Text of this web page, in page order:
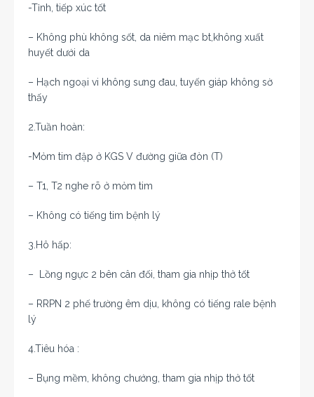
-Tỉnh, tiếp xúc tốt
– Không phù không sốt, da niêm mạc bt,không xuất
huyết dưới da
– Hạch ngoại vi không sưng đau, tuyến giáp không sờ
thấy
2.Tuần hoàn:
-Mỏm tim đập ở KGS V đường giữa đòn (T)
– T1, T2 nghe rõ ở mỏm tim
– Không có tiếng tim bệnh lý
3.Hô hấp:
– Lồng ngực 2 bên cân đối, tham gia nhịp thở tốt
– RRPN 2 phế trường êm dịu, không có tiếng rale bệnh
lý
4.Tiêu hóa :
– Bụng mềm, không chướng, tham gia nhịp thở tốt